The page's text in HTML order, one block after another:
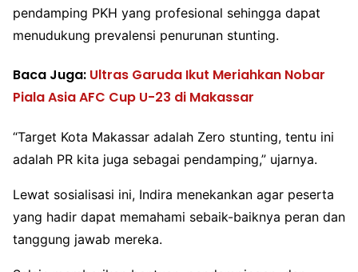
pendamping PKH yang profesional sehingga dapat
menudukung prevalensi penurunan stunting.
Baca Juga: Ultras Garuda Ikut Meriahkan Nobar
Piala Asia AFC Cup U-23 di Makassar
“Target Kota Makassar adalah Zero stunting, tentu ini
adalah PR kita juga sebagai pendamping,” ujarnya.
Lewat sosialisasi ini, Indira menekankan agar peserta
yang hadir dapat memahami sebaik-baiknya peran dan
tanggung jawab mereka.